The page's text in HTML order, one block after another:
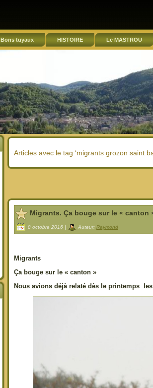
Bons tuyaux HISTOIRE Le MASTROU
Articles avec le tag ‘migrants grozon saint
Migrants. Ça bouge sur le « canton
8 octobre 2016 | Auteur: Raymond
Migrants
Ça bouge sur le « canton »
Nous avions déjà relaté dès le printemps